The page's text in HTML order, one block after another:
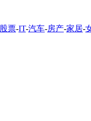
股票-IT-汽车-房产-家居-